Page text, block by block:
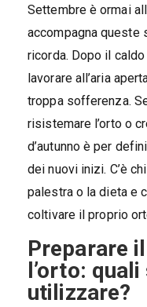
Settembre è ormai
accompagna
ricorda. Dopo il
lavorare all’aria
troppa sofferenza.
risistemare l’orto o
d’autunno è per
dei nuovi inizi. C’è
palestra o la dieta e
coltivare il proprio
Preparare
l’orto: quali
utilizzare?